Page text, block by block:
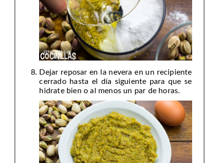
Dejar reposar en la nevera en un recipiente
cerrado hasta el día siguiente para que se
hidrate bien o al menos un par de horas.